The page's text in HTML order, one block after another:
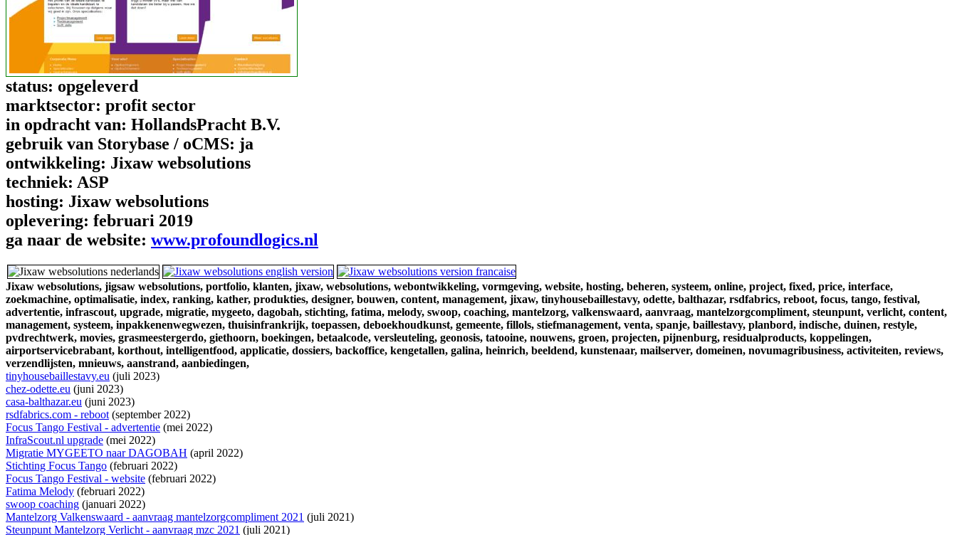
status: opgeleverd
marktsector: profit sector
in opdracht van: HollandsPracht B.V.
gebruik van Storybase / oCMS: ja
ontwikkeling: Jixaw websolutions
techniek: ASP
hosting: Jixaw websolutions
oplevering: februari 2019
ga naar de website: www.profoundlogics.nl
Jixaw websolutions, jigsaw websolutions, portfolio, klanten, jixaw, websolutions, webontwikkeling, vormgeving, website, hosting, beheren, systeem, online, project, fixed, price, interface,
zoekmachine, optimalisatie, index, ranking, kather, produkties, designer, bouwen, content, management, jixaw, tinyhousebaillestavy, odette, balthazar, rsdfabrics, reboot, focus, tango, festival,
advertentie, infrascout, upgrade, migratie, mygeeto, dagobah, stichting, fatima, melody, swoop, coaching, mantelzorg, valkenswaard, aanvraag, mantelzorgcompliment, steunpunt, verlicht, content,
management, systeem, inpakkenenwegwezen, thuisinfrankrijk, toepassen, deboekhoudkunst, gemeente, fillols, stiefmanagement, venta, spanje, baillestavy, planbord, indische, duinen, restyle,
pvdrechtwerk, movies, grasmeestergerdo, giethoorn, boekingen, betaalcode, versleuteling, geonosis, tatooine, nouwens, groen, projecten, pijnenburg, residualproducts, koppelingen,
airportservicebrabant, korthout, intelligentfood, applicatie, dossiers, backoffice, kengetallen, galina, heinrich, beeldend, kunstenaar, mailserver, domeinen, novumagribusiness, activiteiten, reviews,
verzendlijsten, mnieuws, aanstrand, aanbiedingen,
tinyhousebaillestavy.eu (juli 2023)
chez-odette.eu (juni 2023)
casa-balthazar.eu (juni 2023)
rsdfabrics.com - reboot(september 2022)
Focus Tango Festival - advertentie (mei 2022)
InfraScout.nl upgrade (mei 2022)
Migratie MYGEETO naar DAGOBAH (april 2022)
Stichting Focus Tango (februari 2022)
Focus Tango Festival - website (februari 2022)
Fatima Melody (februari 2022)
swoop coaching (januari 2022)
Mantelzorg Valkenswaard - aanvraag mantelzorgcompliment 2021 (juli 2021)
Steunpunt Mantelzorg Verlicht - aanvraag mzc 2021 (juli 2021)